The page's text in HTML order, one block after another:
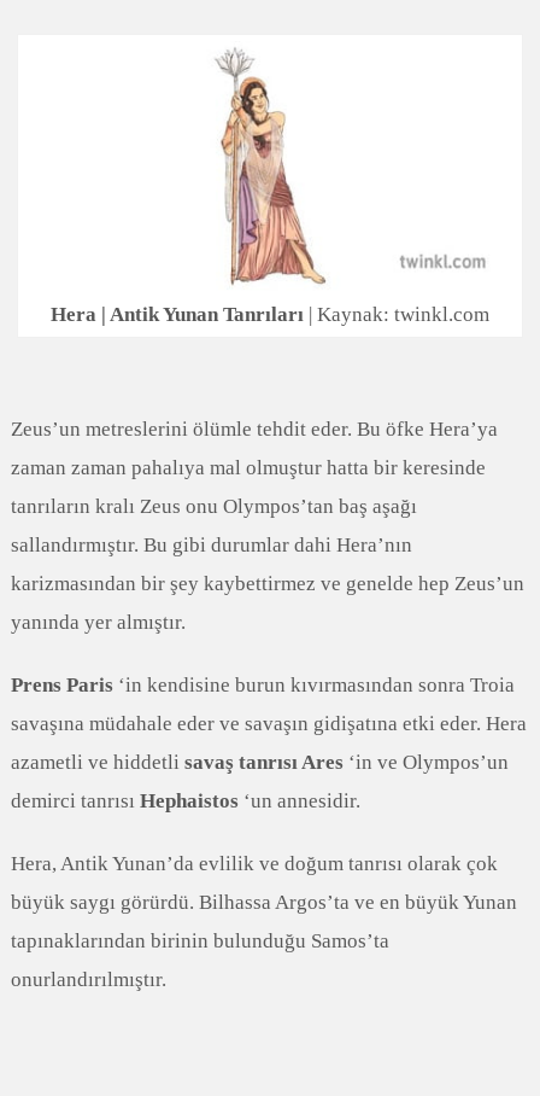
Hera | Antik Yunan Tanrıları | Kaynak: twinkl.com
Zeus’un metreslerini ölümle tehdit eder. Bu öfke Hera’ya
zaman zaman pahalıya mal olmuştur hatta bir keresinde
tanrıların kralı Zeus onu Olympos’tan baş aşağı
sallandırmıştır. Bu gibi durumlar dahi Hera’nın
karizmasından bir şey kaybettirmez ve genelde hep Zeus’un
yanında yer almıştır.
Prens Paris‘in kendisine burun kıvırmasından sonra Troia
savaşına müdahale eder ve savaşın gidişatına etki eder. Hera
azametli ve hiddetli savaş tanrısı Ares ‘in ve Olympos’un
demirci tanrısı Hephaistos ‘un annesidir.
Hera, Antik Yunan’da evlilik ve doğum tanrısı olarak çok
büyük saygı görürdü. Bilhassa Argos’ta ve en büyük Yunan
tapınaklarından birinin bulunduğu Samos’ta
onurlandırılmıştır.